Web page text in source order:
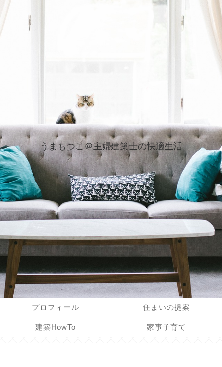
うまもつこ＠主婦建築士の快適生活
プロフィール 住まいの提案
建築HowTo 家事子育て